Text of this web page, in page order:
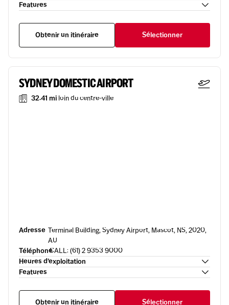
Features
Obtenir un itinéraire Sélectionner
SYDNEY DOMESTIC AIRPORT
32.41 mi loin du centre-ville
Adresse Terminal Building, Sydney Airport, Mascot, NS, 2020,
AU
TéléphoneCALL: (61) 2 9353 9000
Heures d’exploitation
Features
Obtenir un itinéraire Sélectionner